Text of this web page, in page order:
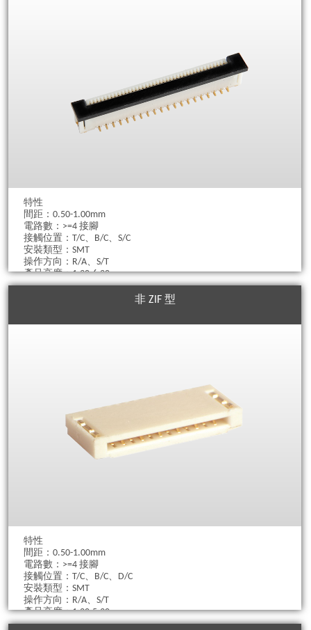
特性
間距：0.50-1.00mm
電路數：>=4 接腳
接觸位置：T/C、B/C、S/C
安裝類型：SMT
操作方向：R/A、S/T
產品高度：1.30-6.20mm
電纜厚度：0.3mm
非 ZIF 型
特性
間距：0.50-1.00mm
電路數：>=4 接腳
接觸位置：T/C、B/C、D/C
安裝類型：SMT
操作方向：R/A、S/T
產品高度：1.20-5.30mm
電纜厚度：0.3mm